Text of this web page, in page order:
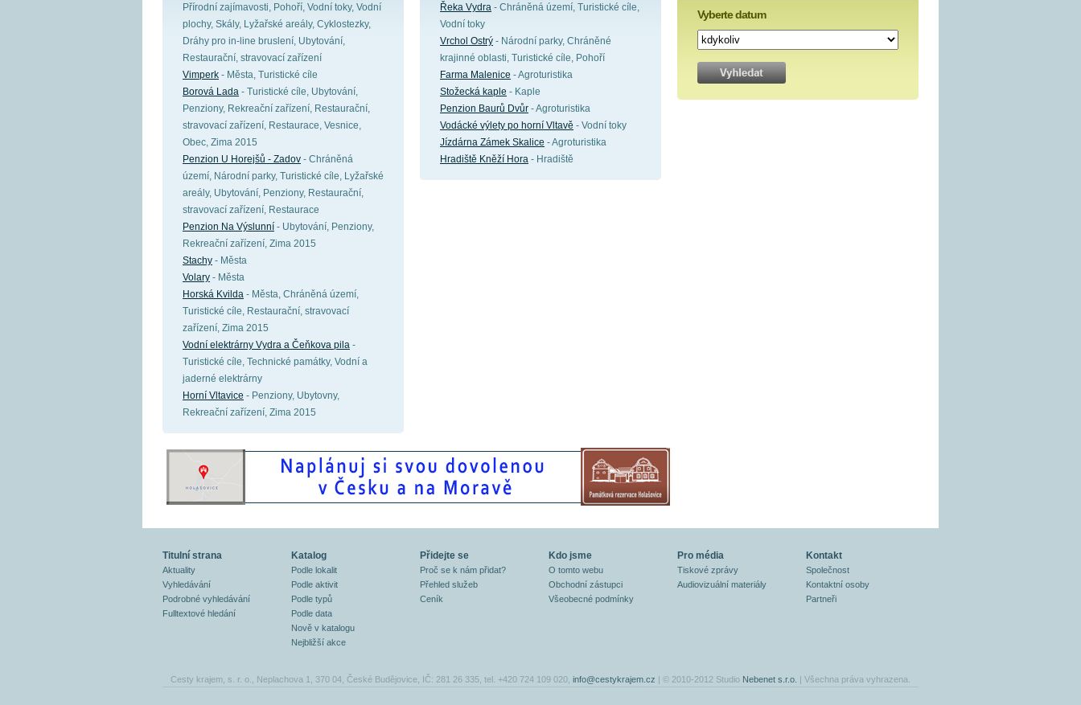
Přírodní zajímavosti, Pohoří, Vodní toky, Vodní
plochy, Skály, Lyžařské areály, Cyklostezky,
Dráhy pro in-line bruslení, Ubytování,
Restaurační, stravovací zařízení
Vimperk - Města, Turistické cíle
Borová Lada - Turistické cíle, Ubytování,
Penziony, Rekreační zařízení, Restaurační,
stravovací zařízení, Restaurace, Vesnice,
Obec, Zima 2015
Penzion U Horejšů - Zadov - Chráněná
území, Národní parky, Turistické cíle, Lyžařské
areály, Ubytování, Penziony, Restaurační,
stravovací zařízení, Restaurace
Penzion Na Výslunní - Ubytování, Penziony,
Rekreační zařízení, Zima 2015
Stachy - Města
Volary - Města
Horská Kvilda - Města, Chráněná území,
Turistické cíle, Restaurační, stravovací
zařízení, Zima 2015
Vodní elektrárny Vydra a Čeňkova pila -
Turistické cíle, Technické památky, Vodní a
jaderné elektrárny
Horní Vltavice - Penziony, Ubytovny,
Rekreační zařízení, Zima 2015
Řeka Vydra - Chráněná území, Turistické cíle,
Vodní toky
Vrchol Ostrý - Národní parky, Chráněné
krajinné oblasti, Turistické cíle, Pohoří
Farma Malenice - Agroturistika
Stožecká kaple - Kaple
Penzion Baurů Dvůr - Agroturistika
Vodácké výlety po horní Vltavě - Vodní toky
Jízdárna Zámek Skalice - Agroturistika
Hradiště Kněží Hora - Hradiště
Vyberte datum
Titulní strana
Aktuality
Vyhledávání
Podrobné vyhledávání
Fulltextové hledání
Katalog
Podle lokalit
Podle aktivit
Podle typů
Podle data
Nově v katalogu
Nejbližší akce
Přidejte se
Proč se k nám přidat?
Přehled služeb
Ceník
Kdo jsme
O tomto webu
Obchodní zástupci
Všeobecné podmínky
Pro média
Tiskové zprávy
Audiovizuální materiály
Kontakt
Společnost
Kontaktní osoby
Partneři
Cesty krajem, s. r. o., Neplachova 1, 370 04, České Budějovice, IČ: 281 26 335, tel. +420 724 109 020, info@cestykrajem.cz | © 2010-2012 Studio Nebenet s.r.o. | Všechna práva vyhrazena.